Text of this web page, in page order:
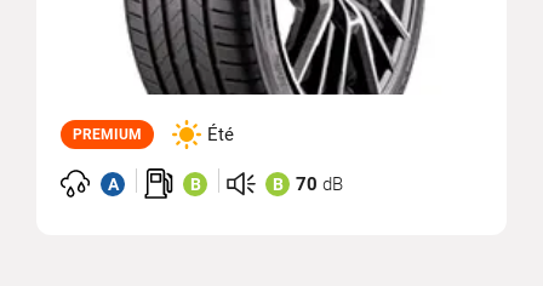
PREMIUM Été
A B B 70 dB